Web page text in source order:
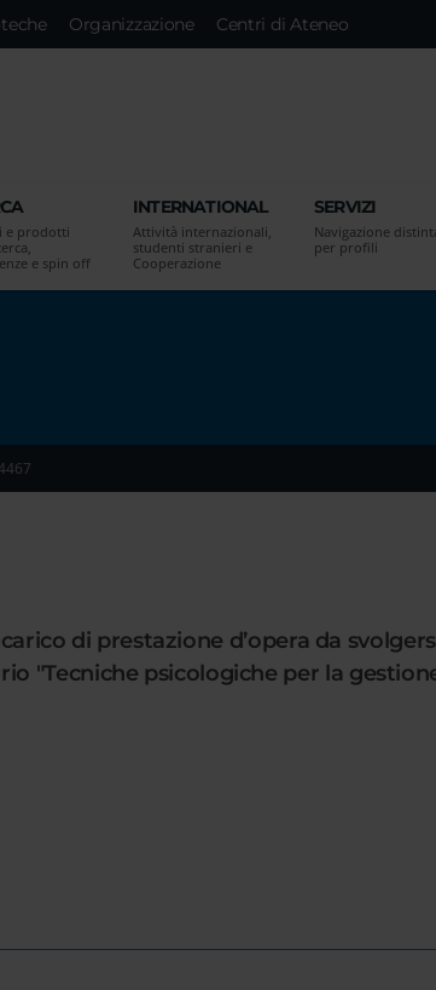
Organizzazione Centri di Ateneo
e prodotti
e spin off
INTERNATIONAL
Attività internazionali,
studenti stranieri e
Cooperazione
SERVIZI
Navigazione
per profili
di prestazione d’opera da
"Tecniche psicologiche per la